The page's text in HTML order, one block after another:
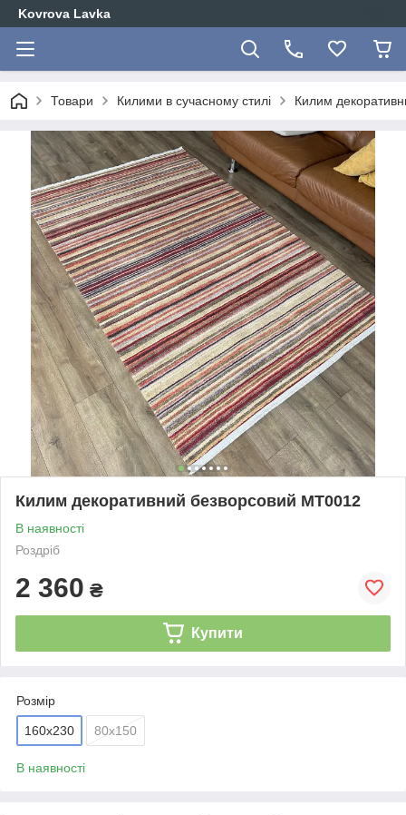
Kovrova Lavka
Товари Килими в сучасному стилі Килим
Килим декоративний безворсовий MT0012
В наявності
Роздріб
2 360 ₴
Купити
Розмір
160x230 80х150
В наявності